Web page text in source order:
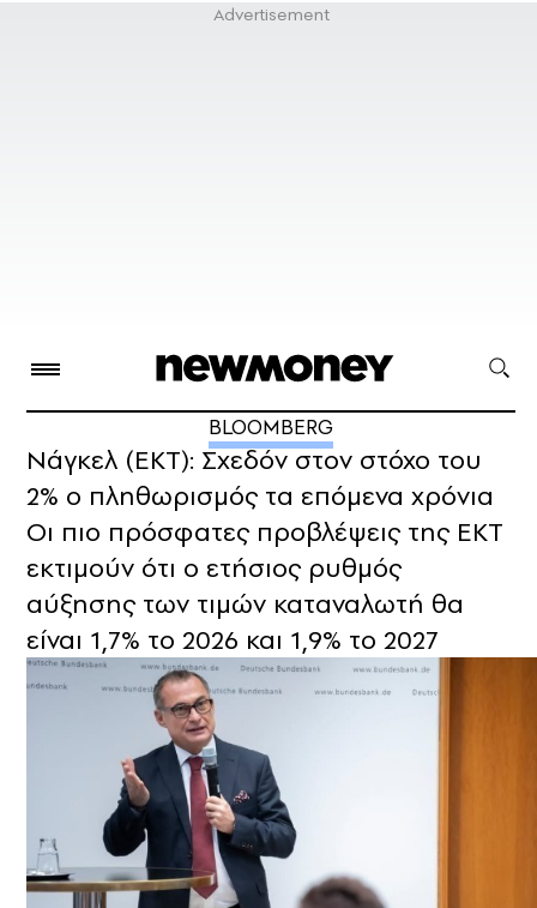
BLOOMBERG
Νάγκελ (ΕΚΤ): Σχεδόν στον στόχο του
2% ο πληθωρισμός τα επόμενα χρόνια
Οι πιο πρόσφατες προβλέψεις της ΕΚΤ
εκτιμούν ότι ο ετήσιος ρυθμός
αύξησης των τιμών καταναλωτή θα
είναι 1,7% το 2026 και 1,9% το 2027